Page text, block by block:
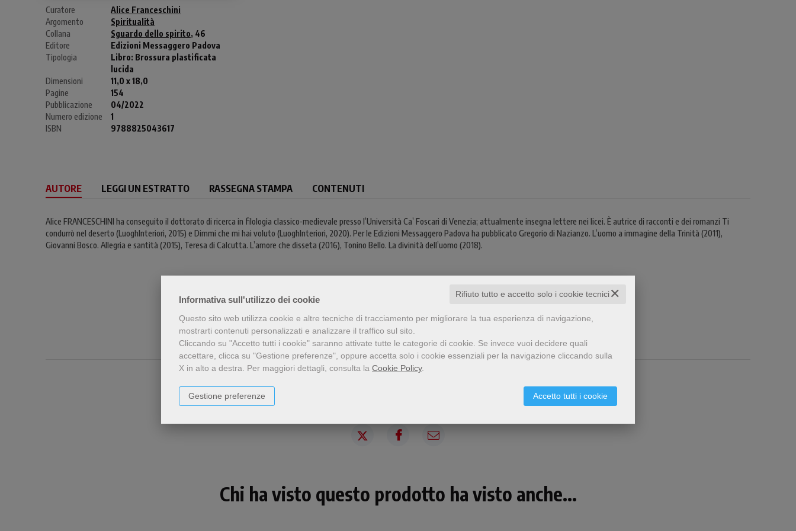
Informativa sull'utilizzo dei cookie ✕
Rifiuto tutto e accetto solo i cookie tecnici
Questo sito web utilizza cookie e altre tecniche di tracciamento per migliorare la tua esperienza di navigazione,
mostrarti contenuti personalizzati e analizzare il traffico sul sito.
Cliccando su "Accetto tutti i cookie" saranno attivate tutte le categorie di cookie. Se invece vuoi decidere quali
accettare, clicca su "Gestione preferenze", oppure accetta solo i cookie essenziali per la navigazione cliccando sulla
X in alto a destra. Per maggiori dettagli, consulta la Cookie Policy.
Accetto tutti i cookie
Gestione preferenze
Curatore
Alice Franceschini
Argomento
Spiritualità
Collana
Sguardo dello spirito, 46
Editore
Edizioni Messaggero Padova
Tipologia
Libro: Brossura plastificata
lucida
Dimensioni
11,0 x 18,0
Pagine
154
Pubblicazione
04/2022
Numero edizione
1
ISBN
9788825043617
AUTORE LEGGI UN ESTRATTO RASSEGNA STAMPA CONTENUTI
Alice FRANCESCHINI ha conseguito il dottorato di ricerca in filologia classico-medievale presso l’Università Ca’ Foscari di Venezia; attualmente insegna lettere nei licei. È autrice di racconti e dei romanzi Ti
condurrò nel deserto (LuoghInteriori, 2015) e Dimmi che mi hai voluto (LuoghInteriori, 2020). Per le Edizioni Messaggero Padova ha pubblicato Gregorio di Nazianzo. L’uomo a immagine della Trinità (2011),
Giovanni Bosco. Allegria e santità (2015), Teresa di Calcutta. L’amore che disseta (2016), Tonino Bello. La divinità dell’uomo (2018).
Chi ha visto questo prodotto ha visto anche...